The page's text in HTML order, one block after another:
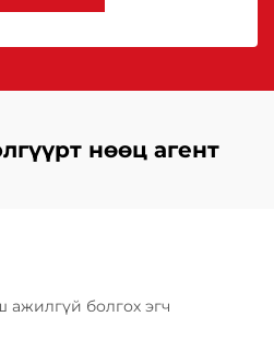
нөөц агент
болгох эгч